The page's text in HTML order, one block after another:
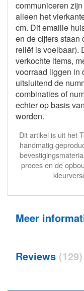
communiceren
alleen het
cm. Dit emaille
en de cijfers staan
reliëf is voelbaar).
verkochte items,
voorraad liggen in
uitsluitend de
combinaties of
echter op basis
worden.
Dit artikel is uit het
handmatig
proces en de
Meer
Reviews 129